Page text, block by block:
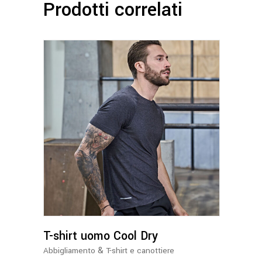
Prodotti correlati
Questo
prodotto
ha
più
varianti.
Le
opzioni
possono
essere
T-shirt uomo Cool Dry
Abbigliamento & T-shirt e canottiere